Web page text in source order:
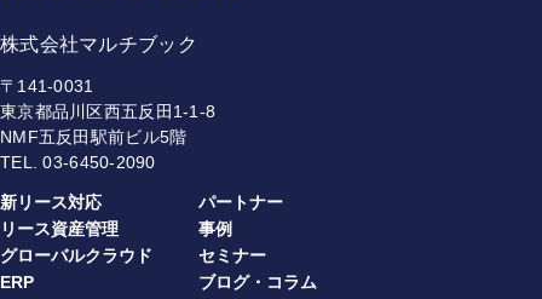
株式会社マルチブック
〒141-0031
東京都品川区西五反田1-1-8
NMF五反田駅前ビル5階
TEL.03-6450-2090
新リース対応
リース資産管理
グローバルクラウド
ERP
パートナー
事例
セミナー
ブログ・コラム